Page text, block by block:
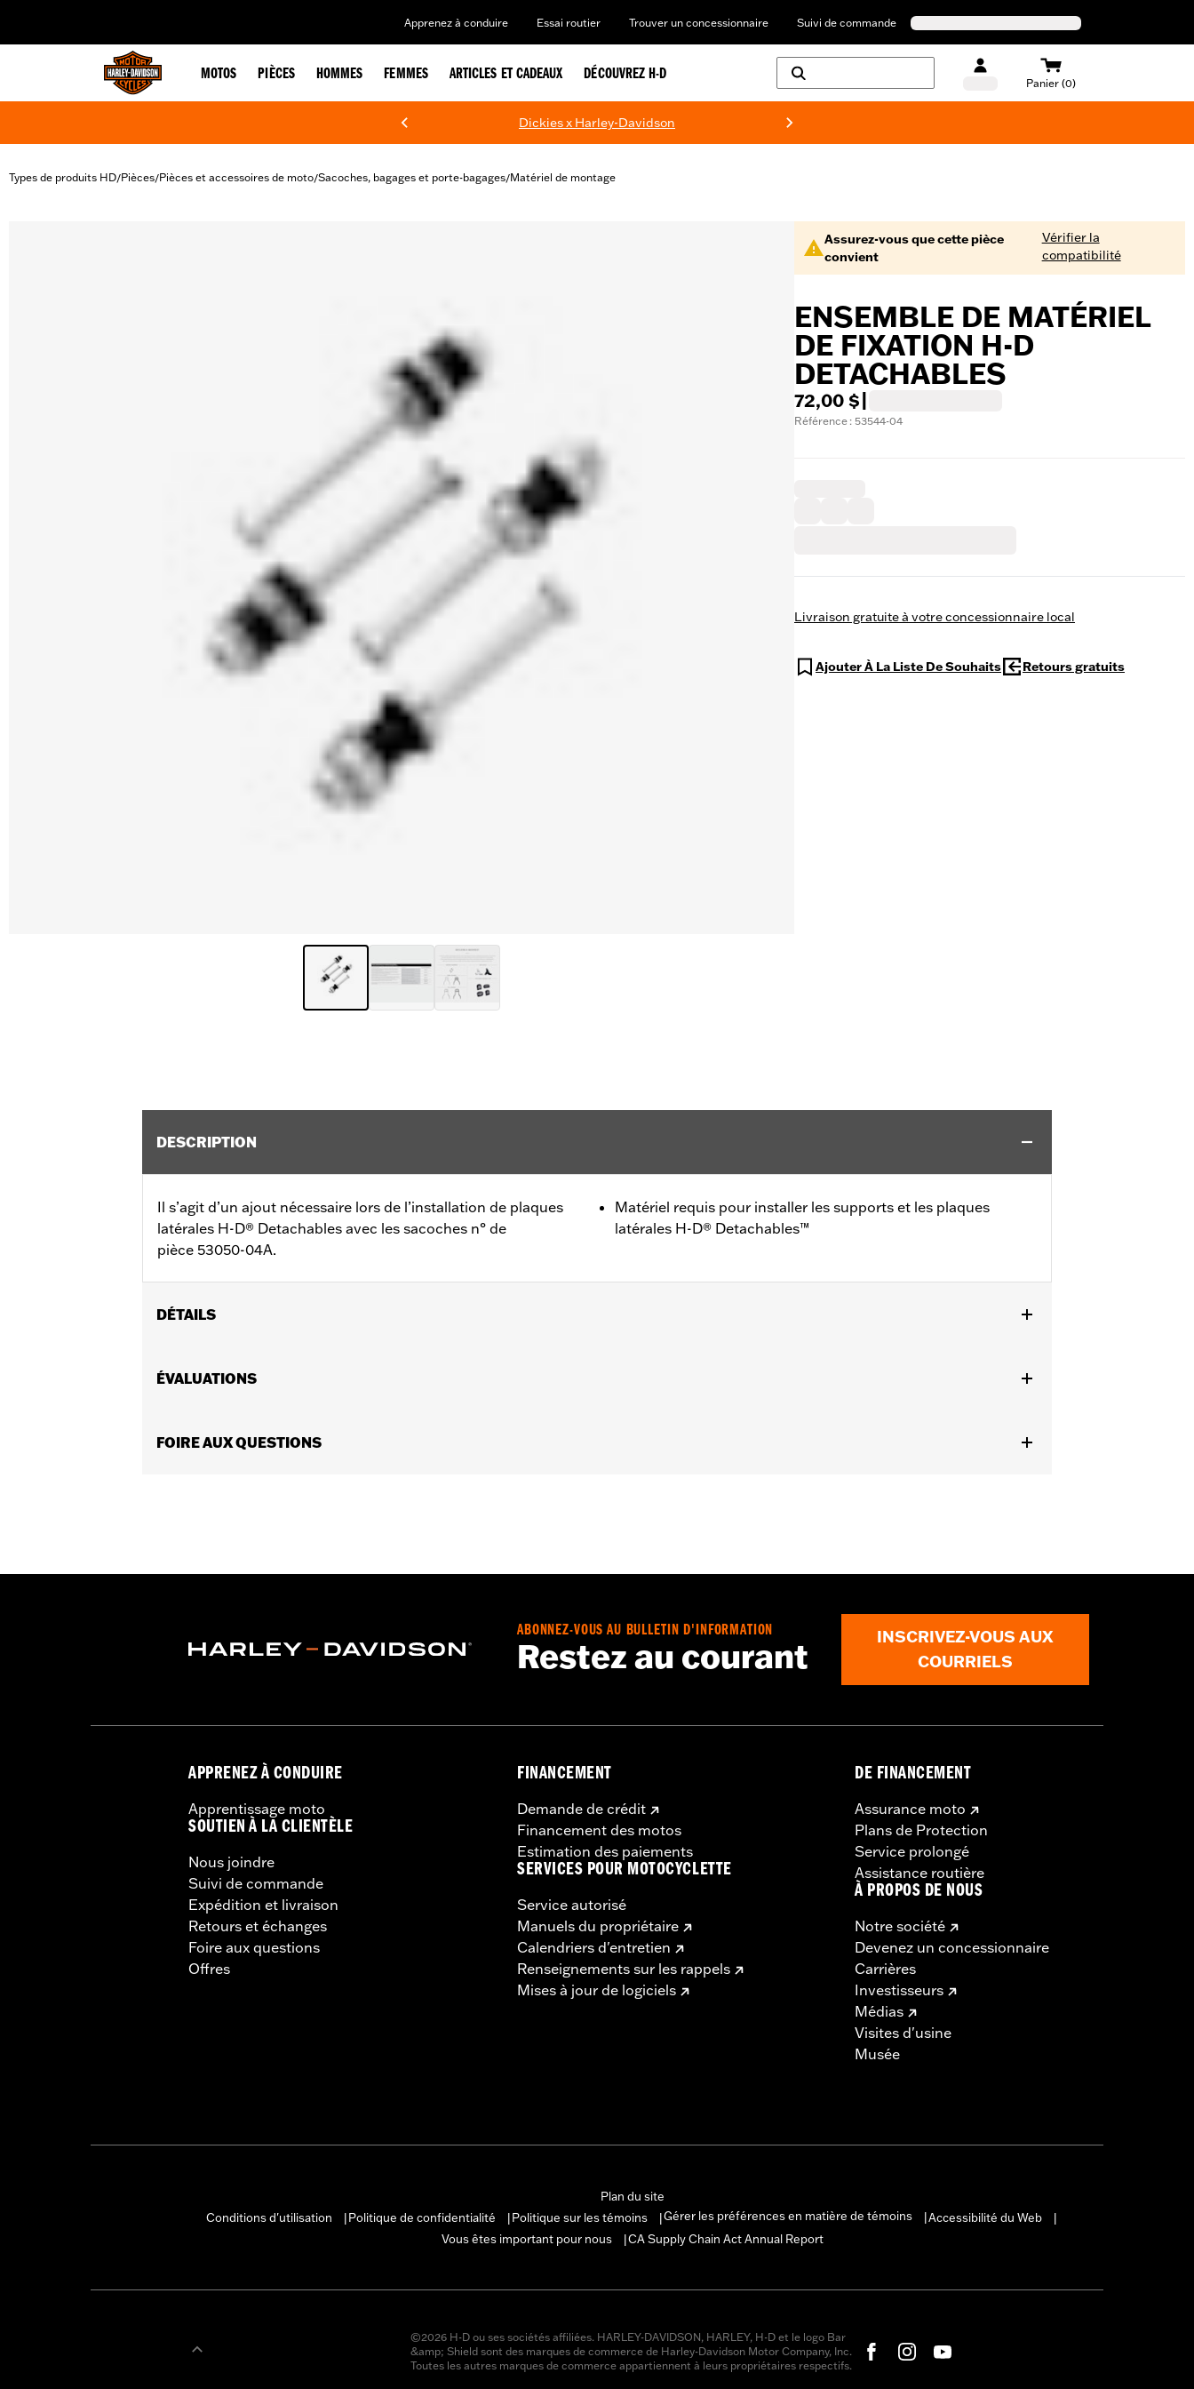
Apprenez à conduire Essai routier Trouver un concessionnaire Suivi de commande
MOTOS PIÈCES HOMMES FEMMES ARTICLES ET CADEAUX DÉCOUVREZ H-D
Panier (0)
Dickies x Harley-Davidson
Types de produits HD/Pièces/Pièces et accessoires de moto/Sacoches, bagages et porte-bagages/Matériel de montage
Assurez-vous que cette pièce
convient
Vérifier la
compatibilité
ENSEMBLE DE MATÉRIEL
DE FIXATION H-D
DETACHABLES
72,00 $
Référence : 53544-04
Livraison gratuite à votre concessionnaire local
Ajouter À La Liste De Souhaits Retours gratuits
DESCRIPTION
Il s’agit d’un ajout nécessaire lors de l’installation de plaques
latérales H-D® Detachables avec les sacoches n° de
pièce 53050-04A.
Matériel requis pour installer les supports et les plaques
latérales H-D® Detachables™
DÉTAILS
pour l’installation des plaques latérales Detachable, des porte-bagages solo Detachable n° de pièce 53494-04A et 53512-07A, du
Instructions d’installation
ÉVALUATIONS
FOIRE AUX QUESTIONS
ABONNEZ-VOUS AU BULLETIN D'INFORMATION
Restez au courant
INSCRIVEZ-VOUS AUX
COURRIELS
APPRENEZ À CONDUIRE
Apprentissage moto
SOUTIEN À LA CLIENTÈLE
Nous joindre
Suivi de commande
Expédition et livraison
Retours et échanges
Foire aux questions
Offres
FINANCEMENT
Demande de crédit
Financement des motos
Estimation des paiements
SERVICES POUR MOTOCYCLETTE
Service autorisé
Manuels du propriétaire
Calendriers d'entretien
Renseignements sur les rappels
Mises à jour de logiciels
DE FINANCEMENT
Assurance moto
Plans de Protection
Service prolongé
Assistance routière
À PROPOS DE NOUS
Notre société
Devenez un concessionnaire
Carrières
Investisseurs
Médias
Visites d'usine
Musée
Plan du site
Conditions d'utilisation
Politique de confidentialité Politique sur les témoins Gérer les préférences en matière de témoins Accessibilité du Web
Vous êtes important pour nous
CA Supply Chain Act Annual Report
©2026 H-D ou ses sociétés affiliées. HARLEY-DAVIDSON, HARLEY, H-D et le logo Bar
&amp; Shield sont des marques de commerce de Harley-Davidson Motor Company, Inc.
Toutes les autres marques de commerce appartiennent à leurs propriétaires respectifs.